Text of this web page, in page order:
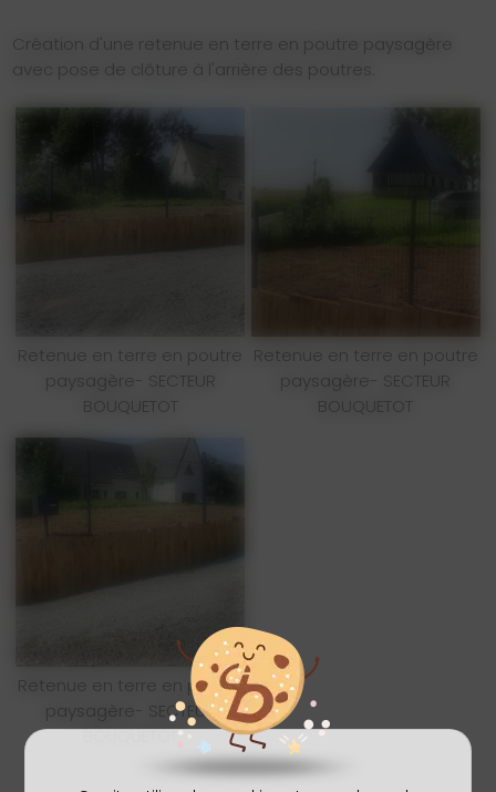
Création d'une retenue en terre en poutre paysagère
avec pose de clôture à l'arrière des poutres.
Retenue en terre en poutre
paysagère- SECTEUR
BOUQUETOT
Retenue en terre en poutre
paysagère- SECTEUR
BOUQUETOT
Retenue en terre en poutre
paysagère- SECTEUR
BOUQUETOT